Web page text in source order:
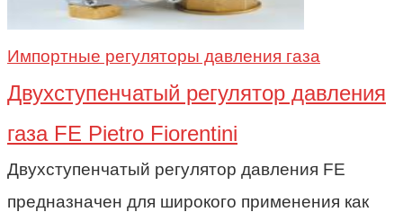
Импортные регуляторы давления газа
Двухступенчатый регулятор давления
газа FE Pietro Fiorentini
Двухступенчатый регулятор давления FE
предназначен для широкого применения как